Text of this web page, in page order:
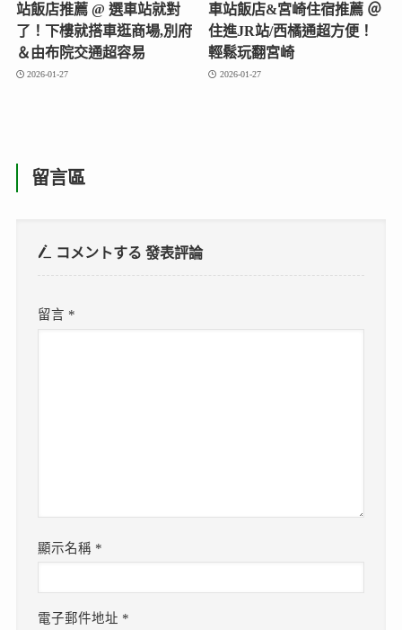
站飯店推薦 @ 選車站就對
了！下樓就搭車逛商場,別府
＆由布院交通超容易
2026-01-27
車站飯店&宮崎住宿推薦 ＠
住進JR站/西橘通超方便！
輕鬆玩翻宮崎
2026-01-27
留言區
コメントする發表評論
留言 *
顯示名稱 *
電子郵件地址 *